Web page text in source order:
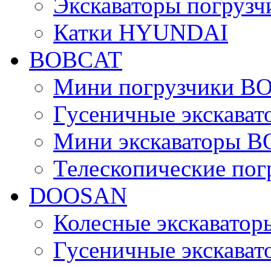
Катки HYUNDAI
BOBCAT
Мини погрузчики
Гусеничные
Мини экскаваторы
Телескопические
DOOSAN
Колесные
Гусеничные